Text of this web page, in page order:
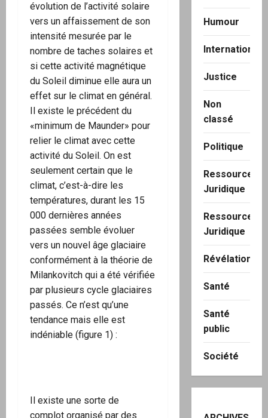
évolution de l’activité solaire
vers un affaissement de son
intensité mesurée par le
nombre de taches solaires et
si cette activité magnétique
du Soleil diminue elle aura un
effet sur le climat en général.
Il existe le précédent du
«minimum de Maunder» pour
relier le climat avec cette
activité du Soleil. On est
seulement certain que le
climat, c’est-à-dire les
températures, durant les 15
000 dernières années
passées semble évoluer
vers un nouvel âge glaciaire
conformément à la théorie de
Milankovitch qui a été vérifiée
par plusieurs cycle glaciaires
passés. Ce n’est qu’une
tendance mais elle est
indéniable (figure 1) :
Il existe une sorte de
complot organisé par des
Humour
International
Justice
Non
classé
Politique
Ressource
Juridique
Ressource
Juridique
Révélation
Santé
Santé
public
Société